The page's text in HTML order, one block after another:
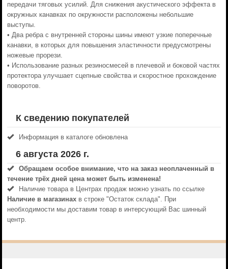
передачи тяговых усилий. Для снижения акустического эффекта в
окружных канавках по окружности расположены небольшие
выступы.
• Два ребра с внутренней стороны шины имеют узкие поперечные
канавки, в которых для повышения эластичности предусмотрены
ножевые прорези.
• Использование разных резиносмесей в плечевой и боковой частях
протектора улучшает сцепные свойства и скоростное прохождение
поворотов.
К сведению покупателей
Информация в каталоге обновлена
6 августа 2026 г.
Обращаем особое внимание, что на заказ неоплаченный в
течениe трёх дней цена может быть изменена!
Наличие товара в Центрах продаж можно узнать по ссылке
Наличие в магазинахв строке "Остаток склада". При
необходимости мы доставим товар в интерсующий Вас шинный
центр.